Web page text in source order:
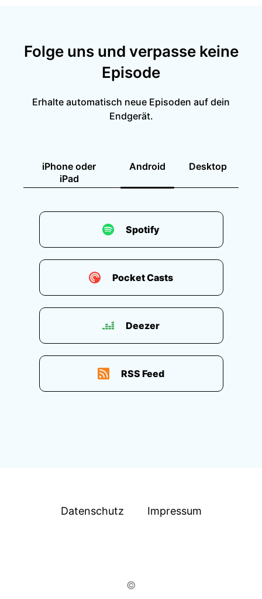
Folge uns und verpasse keine
Episode
Erhalte automatisch neue Episoden auf dein
Endgerät.
iPhone oder
iPad
Android Desktop
Spotify
Pocket Casts
Deezer
RSS Feed
Datenschutz Impressum
©